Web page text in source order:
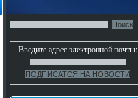
Введите адрес электронной почты: